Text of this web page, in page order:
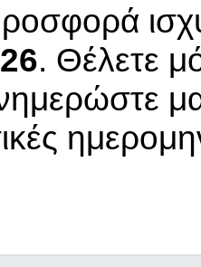
. Θέλετε